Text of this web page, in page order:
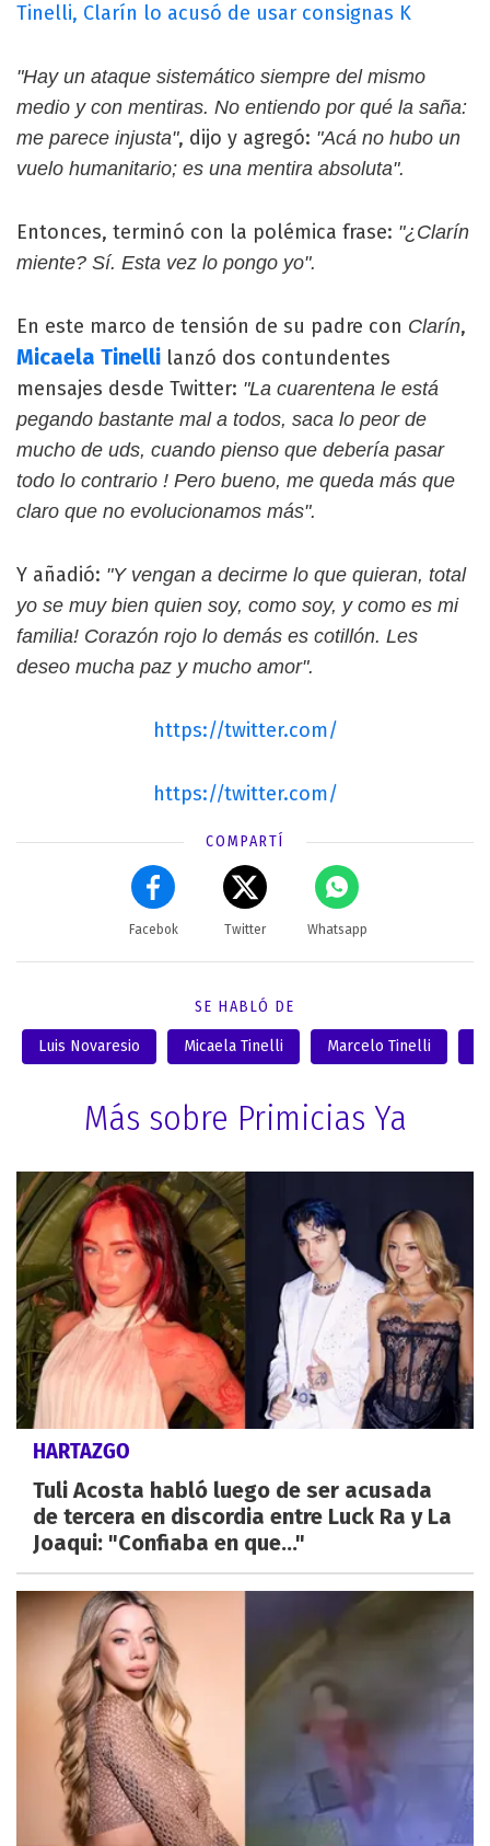
Tinelli, Clarín lo acusó de usar consignas K
"Hay un ataque sistemático siempre del mismo
medio y con mentiras. No entiendo por qué la saña:
me parece injusta", dijo y agregó: "Acá no hubo un
vuelo humanitario; es una mentira absoluta".
Entonces, terminó con la polémica frase: "¿Clarín
miente? Sí. Esta vez lo pongo yo".
En este marco de tensión de su padre con Clarín,
Micaela Tinelli lanzó dos contundentes
mensajes desde Twitter: "La cuarentena le está
pegando bastante mal a todos, saca lo peor de
mucho de uds, cuando pienso que debería pasar
todo lo contrario ! Pero bueno, me queda más que
claro que no evolucionamos más".
Y añadió: "Y vengan a decirme lo que quieran, total
yo se muy bien quien soy, como soy, y como es mi
familia! Corazón rojo lo demás es cotillón. Les
deseo mucha paz y mucho amor".
https://twitter.com/
https://twitter.com/
COMPARTÍ
Facebok Twitter Whatsapp
SE HABLÓ DE
Luis Novaresio Micaela Tinelli Marcelo Tinelli
Más sobre Primicias Ya
HARTAZGO
Tuli Acosta habló luego de ser acusada
de tercera en discordia entre Luck Ra y La
Joaqui: "Confiaba en que..."